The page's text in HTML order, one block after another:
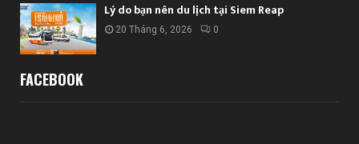
Lý do bạn nên du lịch tại Siem Reap
20 Tháng 6, 2026 0
FACEBOOK